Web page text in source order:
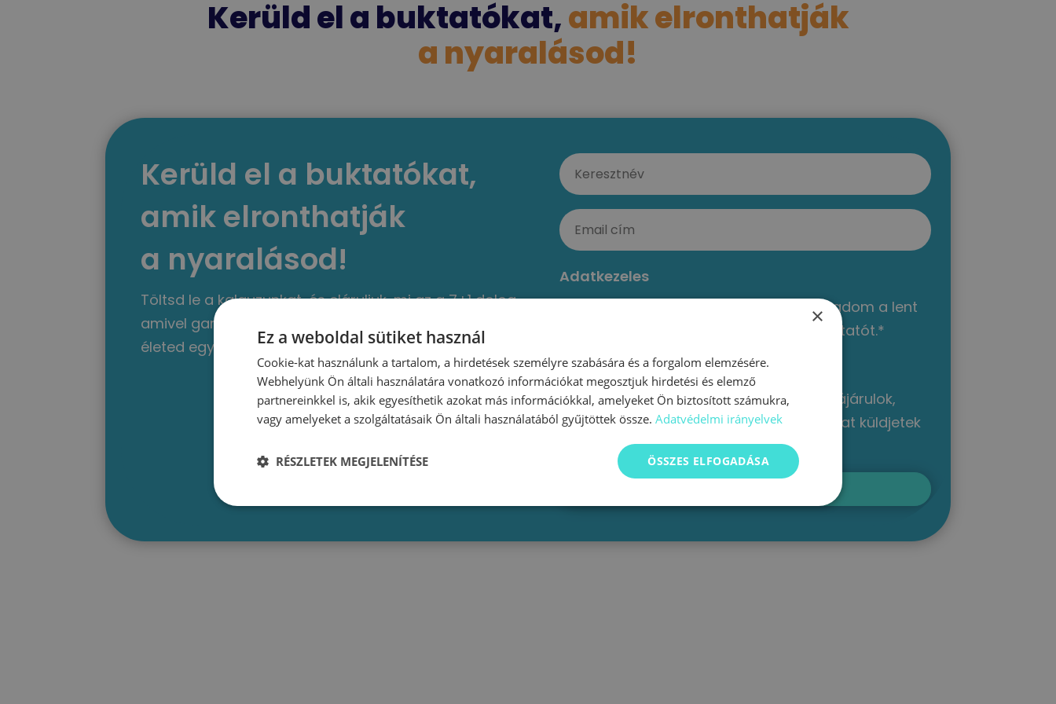
Kerüld el a buktatókat,amik elronthatják
a nyaralásod!
Kerüld el a buktatókat,
amik elronthatják
a nyaralásod!
Töltsd le a kalauzunkat, és eláruljuk, mi az a 7+1 dolog,
amivel garantálhatod, hogy a tenerifei nyaralásod
életed egyik legszebb élménye legyen.
Adatkezeles
A letöltéshez megismertem és elfogadom a lent
említett ÁSZF-et és adatkezelési tájékoztatót.*
Hirlevel
Az e-mail címem megadásával hozzájárulok,
hogy további hasznos és értékes témákat küldjetek
×
Ez a weboldal sütiket használ
Cookie-kat használunk a tartalom, a hirdetések személyre szabására és a forgalom elemzésére.
Webhelyünk Ön általi használatára vonatkozó információkat megosztjuk hirdetési és elemző
partnereinkkel is, akik egyesíthetik azokat más információkkal, amelyeket Ön biztosított számukra,
vagy amelyeket a szolgáltatásaik Ön általi használatából gyűjtöttek össze. Adatvédelmi irányelvek
ÖSSZES ELFOGADÁSA
RÉSZLETEK MEGJELENÍTÉSE